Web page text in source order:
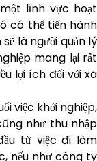
lĩnh vực hoạt
có thể tiến hành
là người quản lý
mang lại rất
lợi ích đối với xã
việc khởi nghiệp,
như thu nhập
từ việc đi làm
nếu như công ty